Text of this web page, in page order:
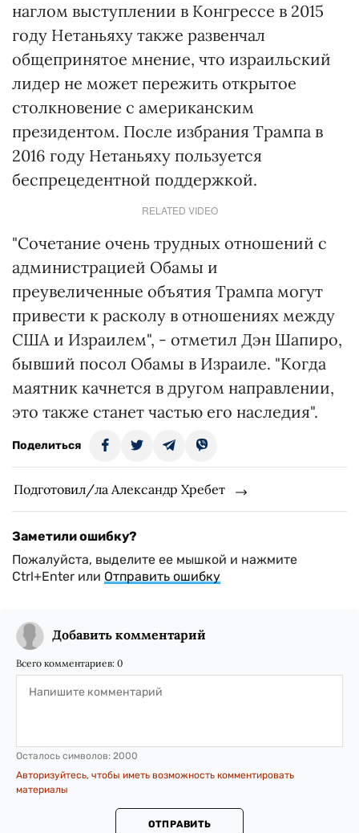
наглом выступлении в Конгрессе в 2015
году Нетаньяху также развенчал
общепринятое мнение, что израильский
лидер не может пережить открытое
столкновение с американским
президентом. После избрания Трампа в
2016 году Нетаньяху пользуется
беспрецедентной поддержкой.
RELATED VIDEO
"Сочетание очень трудных отношений с
администрацией Обамы и
преувеличенные объятия Трампа могут
привести к расколу в отношениях между
США и Израилем", - отметил Дэн Шапиро,
бывший посол Обамы в Израиле. "Когда
маятник качнется в другом направлении,
это также станет частью его наследия".
Поделиться
Подготовил/ла Александр Хребет
Заметили ошибку?
Пожалуйста, выделите ее мышкой и нажмите
Ctrl+Enter или Отправить ошибку
Добавить комментарий
Всего комментариев: 0
Осталось символов: 2000
Авторизуйтесь, чтобы иметь возможность комментировать
материалы
ОТПРАВИТЬ